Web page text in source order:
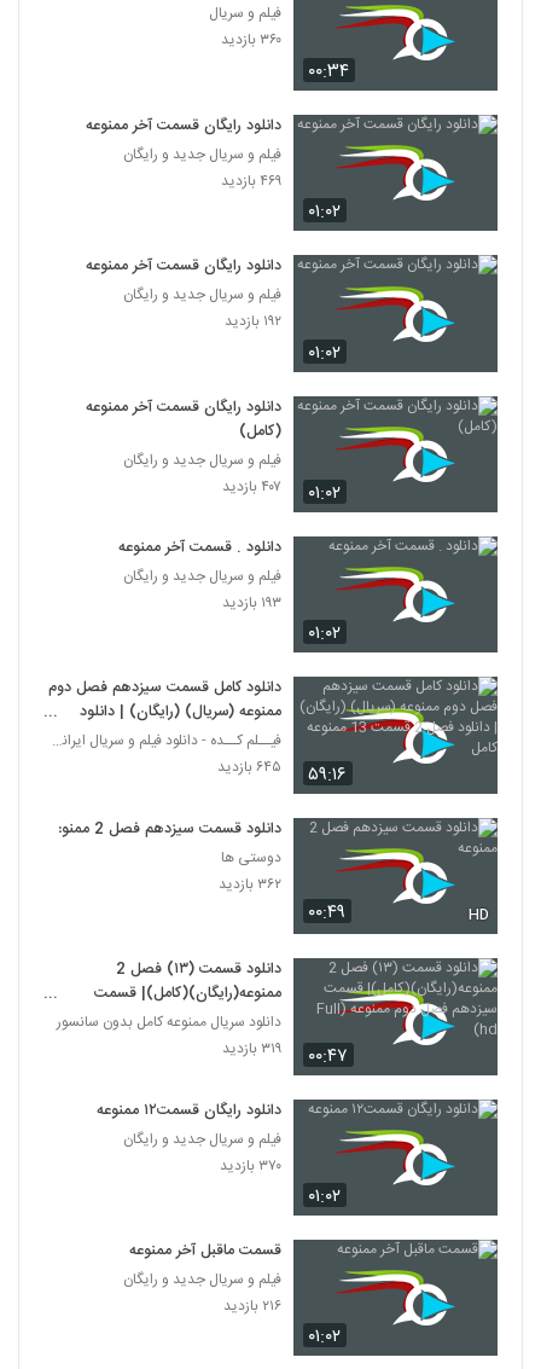
۰۰:۳۴
فیلم و سریال
۳۶۰ بازدید
۰۱:۰۲
دانلود رایگان قسمت آخر ممنوعه
فیلم و سریال جدید و رایگان
۴۶۹ بازدید
۰۱:۰۲
دانلود رایگان قسمت آخر ممنوعه
فیلم و سریال جدید و رایگان
۱۹۲ بازدید
۰۱:۰۲
دانلود رایگان قسمت آخر ممنوعه
(کامل)
فیلم و سریال جدید و رایگان
۴۰۷ بازدید
۰۱:۰۲
دانلود . قسمت آخر ممنوعه
فیلم و سریال جدید و رایگان
۱۹۳ بازدید
۵۹:۱۶
دانلود کامل قسمت سیزدهم فصل دوم
ممنوعه (سریال) (رایگان) | دانلود
فصل 2 قسمت 13 ممنوعه کامل
فیــلم کــده - دانلود فیلم و سریال ایرانی (رایگان)
۶۴۵ بازدید
۰۰:۴۹ HD
دانلود قسمت سیزدهم فصل 2 ممنوعه
دوستی ها
۳۶۲ بازدید
۰۰:۴۷
دانلود قسمت (۱۳) فصل 2
ممنوعه(رایگان)(کامل)| قسمت
سیزدهم فصل دوم ممنوعه (Full hd)
دانلود سریال ممنوعه کامل بدون سانسور
۳۱۹ بازدید
۰۱:۰۲
دانلود رایگان قسمت۱۲ ممنوعه
فیلم و سریال جدید و رایگان
۳۷۰ بازدید
۰۱:۰۲
قسمت ماقبل آخر ممنوعه
فیلم و سریال جدید و رایگان
۲۱۶ بازدید